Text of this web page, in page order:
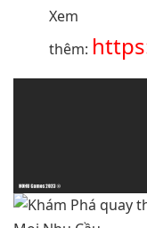
Xem
thêm: